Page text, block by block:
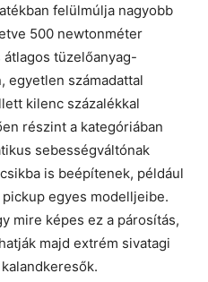
felülmúlja nagyobb
500 newtonméter
tüzelőanyag-
egyetlen számadattal
kilenc százalékkal
részint a kategóriában
sebességváltónak
is beépítenek, például
egyes modelljeibe.
mire képes ez a párosítás,
majd extrém sivatagi